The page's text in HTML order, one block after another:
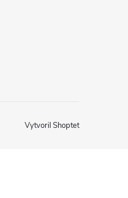
Vytvoril Shoptet